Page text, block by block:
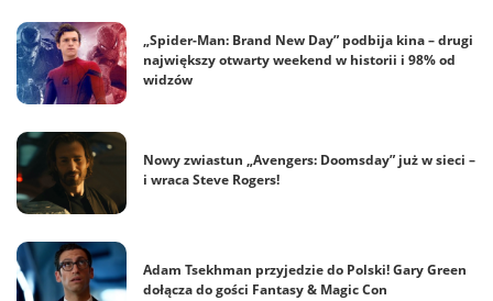
„Spider-Man: Brand New Day” podbija kina – drugi
największy otwarty weekend w historii i 98% od
widzów
Nowy zwiastun „Avengers: Doomsday” już w sieci –
i wraca Steve Rogers!
Adam Tsekhman przyjedzie do Polski! Gary Green
dołącza do gości Fantasy & Magic Con